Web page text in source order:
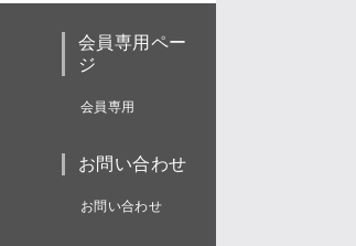
会員専用ペー
ジ
会員専用
お問い合わせ
お問い合わせ